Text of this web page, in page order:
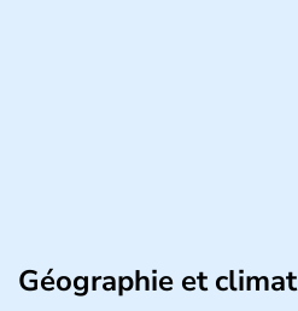
Géographie et climat